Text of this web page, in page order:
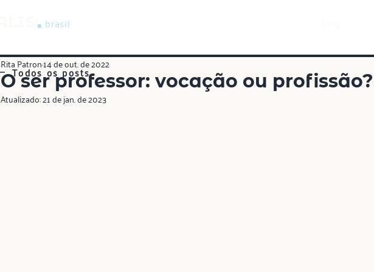
. brasil
O ser professor: vocação ou profissão?
Rita Patron14 de out. de 2022
Atualizado:21 de jan. de 2023
Todos os posts